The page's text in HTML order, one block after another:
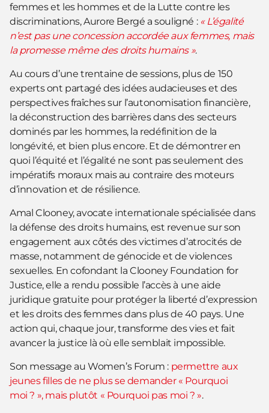
femmes et les hommes et de la Lutte contre les
discriminations, Aurore Bergé a souligné : « L’égalité
n’est pas une concession accordée aux femmes, mais
la promesse même des droits humains ».
Au cours d’une trentaine de sessions, plus de 150
experts ont partagé des idées audacieuses et des
perspectives fraîches sur l’autonomisation financière,
la déconstruction des barrières dans des secteurs
dominés par les hommes, la redéfinition de la
longévité, et bien plus encore. Et de démontrer en
quoi l’équité et l’égalité ne sont pas seulement des
impératifs moraux mais au contraire des moteurs
d’innovation et de résilience.
Amal Clooney, avocate internationale spécialisée dans
la défense des droits humains, est revenue sur son
engagement aux côtés des victimes d’atrocités de
masse, notamment de génocide et de violences
sexuelles. En cofondant la Clooney Foundation for
Justice, elle a rendu possible l’accès à une aide
juridique gratuite pour protéger la liberté d’expression
et les droits des femmes dans plus de 40 pays. Une
action qui, chaque jour, transforme des vies et fait
avancer la justice là où elle semblait impossible.
Son message au Women’s Forum : permettre aux
jeunes filles de ne plus se demander « Pourquoi
moi ? », mais plutôt « Pourquoi pas moi ? ».